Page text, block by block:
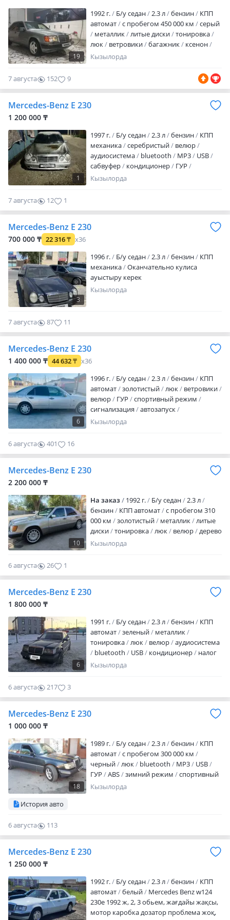
19
1992 г. Б/у седан 2.3 л бензин
КПП
автомат
с пробегом 450 000 км
серый
металлик
литые диски
тонировка
люк
ветровики багажник
ксенон
хрустальная оптика
ABS
спортивный режим сигнализация
иммобилайзер
жагдайы жаксы, барлык заттары
оригинал, матор май ж…
Кызылорда
7 августа 152 9
Mercedes-Benz E 230
1 200 000 ₸
1
1997 г. Б/у седан 2.3 л бензин
КПП
механика
серебристый
велюр
аудиосистема
bluetooth MP3
USB
сабвуфер
кондиционер
ГУР
сигнализация
требует Байконурда тур аварини
Кызылорда
7 августа 12 1
Mercedes-Benz E 230
700 000 ₸ 22 316₸ x36
3
1996 г. Б/у седан 2.3 л бензин
КПП
механика
Оканчательно кулиса
ауыстыру керек
Кызылорда
7 августа 87 11
Mercedes-Benz E 230
1 400 000 ₸ 44 632₸ x36
6
1996 г. Б/у седан 2.3 л бензин
КПП
автомат
золотистый люк
ветровики
велюр
ГУР
спортивный режим
сигнализация
автозапуск
бесключевой доступ
май жемид
Кызылорда
6 августа 401 16
Mercedes-Benz E 230
2 200 000 ₸
10
На заказ 1992 г. Б/у седан
2.3 л
бензин
КПП автомат
с пробегом 310
000 км
золотистый металлик
литые
диски
тонировка люк велюр
дерево
аудиосистема
центрозамок кондиционер Машина
жагдайы жаксы, барлык заттары
оригинал, кондиционер заправлен
работа…
Кызылорда
6 августа 26 1
Mercedes-Benz E 230
1 800 000 ₸
6
1991 г. Б/у седан 2.3 л бензин
КПП
автомат
зеленый
металлик
тонировка
люк велюр
аудиосистема
bluetooth
USB кондиционер
налог
уплачен техосмотр пройден
Кызылорда
6 августа 217 3
Mercedes-Benz E 230
1 000 000 ₸
18
1989 г. Б/у седан 2.3 л бензин
КПП
автомат
с пробегом 300 000 км
черный
люк bluetooth MP3
USB
ГУР
ABS зимний режим
спортивный
режим центрозамок
Кызылорда
История авто
6 августа
113
0
Mercedes-Benz E 230
1 250 000 ₸
1992 г. Б/у седан 2.3 л бензин
КПП
автомат
белый
Mercedes Benz w124
230e 1992 ж, 2, 3 обьем, жағдайы жақсы,
мотор каробка дозатор проблема жоқ,